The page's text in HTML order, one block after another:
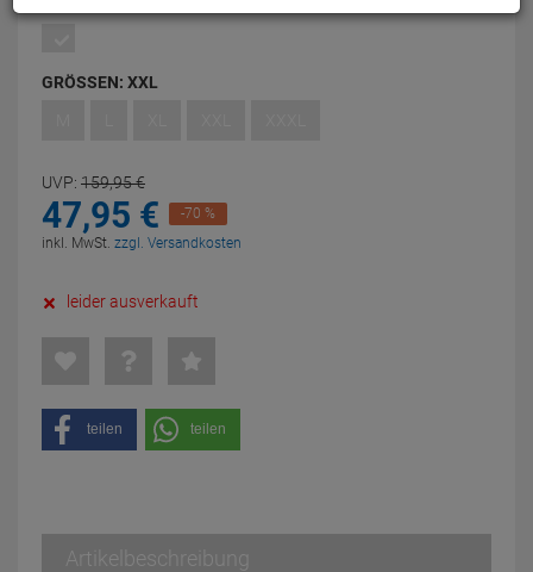
GRÖSSEN: XXL
UVP: 159,95€
47,95 €
-70 %
inkl. MwSt. zzgl. Versandkosten
leider ausverkauft
teilen teilen
Artikelbeschreibung